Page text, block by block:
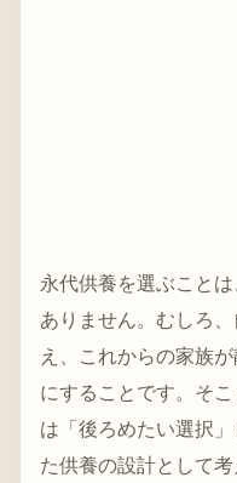
永代供養を選ぶこと
ありません。むしろ
え、これからの家族
にすることです。そ
は「後ろめたい選択
た供養の設計として考